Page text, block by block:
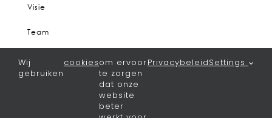
Visie
Team
Wij
gebruiken
cookiesom ervoor
te zorgen
dat onze
website
beter
PrivacybeleidSettings